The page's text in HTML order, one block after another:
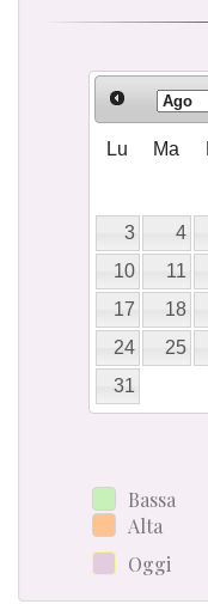
Lu Ma
3
4
10
11
17
18
24
25
31
Bassa
Alta
Oggi